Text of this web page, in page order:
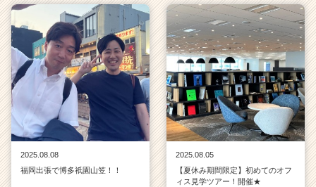
2025.08.08
福岡出張で博多祇園山笠！！
2025.08.05
【夏休み期間限定】初めてのオフ
ィス見学ツアー！開催★